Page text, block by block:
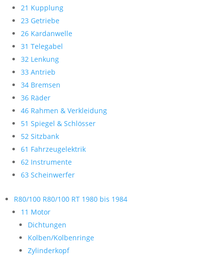
21 Kupplung
23 Getriebe
26 Kardanwelle
31 Telegabel
32 Lenkung
33 Antrieb
34 Bremsen
36 Räder
46 Rahmen & Verkleidung
51 Spiegel & Schlösser
52 Sitzbank
61 Fahrzeugelektrik
62 Instrumente
63 Scheinwerfer
R80/100 R80/100 RT 1980 bis 1984
11 Motor
Dichtungen
Kolben/Kolbenringe
Zylinderkopf